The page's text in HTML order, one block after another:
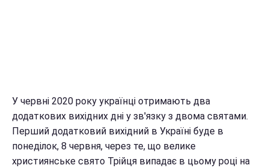
У червні 2020 року українці отримають два
додаткових вихідних дні у зв'язку з двома святами.
Перший додатковий вихідний в Україні буде в
понеділок, 8 червня, через те, що велике
християнське свято Трійця випадає в цьому році на